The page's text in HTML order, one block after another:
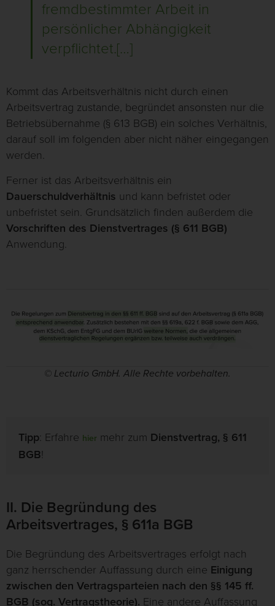
fremdbestimmter Arbeit in
persönlicher Abhängigkeit
verpflichtet.[…]
Kommt das Arbeitsverhältnis nicht durch einen
Arbeitsvertrag zustande, begründet ansonsten nur die
Betriebsübernahme (§ 613 BGB) ein solches Verhältnis,
darauf soll im folgenden aber nicht näher eingegangen
werden.
Ferner ist das Arbeitsverhältnis ein
Dauerschuldverhältnis und kann befristet oder
unbefristet sein. Grundsätzlich finden außerdem die
Vorschriften des Dienstvertrages (§ 611 BGB)
Anwendung.
© Lecturio GmbH. Alle Rechte vorbehalten.
Tipp: Erfahre hier mehr zum Dienstvertrag, § 611
BGB!
II. Die Begründung des
Arbeitsvertrages, § 611a BGB
Die Begründung des Arbeitsvertrages erfolgt nach
ganz herrschender Auffassung durch eine Einigung
zwischen den Vertragsparteien nach den §§ 145 ff.
BGB (sog. Vertragstheorie). Eine andere Auffassung